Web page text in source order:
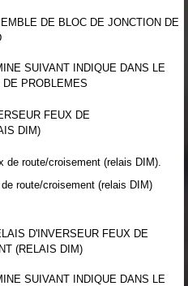
DE BLOC DE JONCTION DE
SUIVANT INDIQUE DANS LE
PROBLEMES
FEUX DE
DIM)
de route/croisement (relais DIM).
route/croisement (relais DIM)
D'INVERSEUR FEUX DE
(RELAIS DIM)
SUIVANT INDIQUE DANS LE